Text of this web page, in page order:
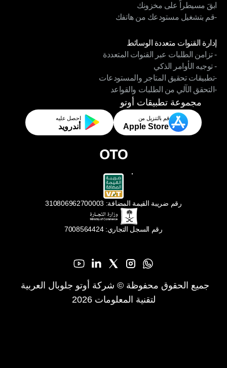
– تغليف وشحن سريع ودقيق
ابقَ مسيطراً على مخزونك
ابقَ مسيطراً على مخزونك
-قم بتشغيل مستودعك من هاتفك
إدارة القنوات متعددة الوسائط
إدارة القنوات متعددة الوسائط
- تزامن الطلبات عبر القنوات المتعددة
- تزامن الطلبات عبر القنوات المتعددة
- توجيه الأوامر الذكي
- توجيه الأوامر الذكي
-تطبيقات تحقيق المتاجر والمستودعات
-تطبيقات تحقيق المتاجر والمستودعات
-التحقق الآلي من الطلبات والقواعد
-التحقق الآلي من الطلبات والقواعد
مجموعة تطبيقات أوتو
قم بالتنزيل من
Apple Store
احصل عليه
أندرويد
رقم ضريبة القيمة المضافة: 310806962700003
رقم السجل التجاري: 7008564424
لتقنية المعلومات 2026